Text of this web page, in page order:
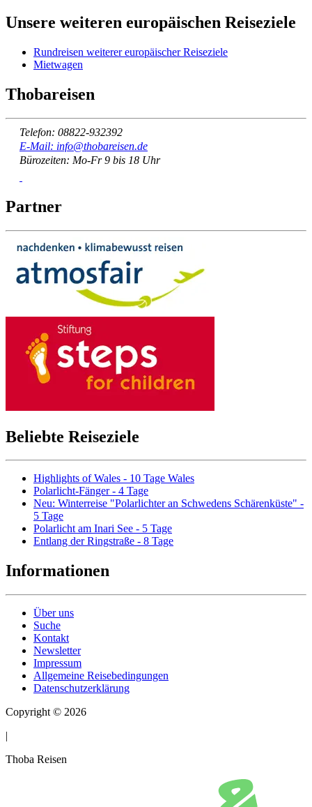
Unsere weiteren europäischen Reiseziele
Rundreisen weiterer europäischer Reiseziele
Mietwagen
Thobareisen
Telefon: 08822-932392
E-Mail: info@thobareisen.de
Bürozeiten: Mo-Fr 9 bis 18 Uhr
Partner
Beliebte Reiseziele
Highlights of Wales - 10 Tage Wales
Polarlicht-Fänger - 4 Tage
Neu: Winterreise "Polarlichter an Schwedens Schärenküste" -
5 Tage
Polarlicht am Inari See - 5 Tage
Entlang der Ringstraße - 8 Tage
Informationen
Über uns
Suche
Kontakt
Newsletter
Impressum
Allgemeine Reisebedingungen
Datenschutzerklärung
Copyright © 2026
|
Thoba Reisen